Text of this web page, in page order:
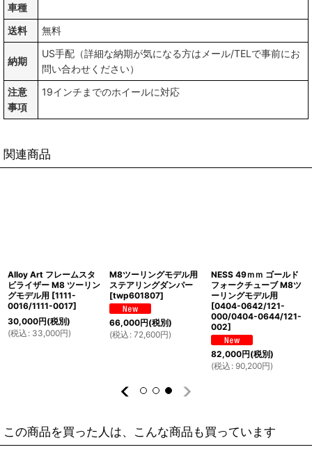
車種
送料 無料
納期
US手配（詳細な納期が気になる方はメール/TELで事前にお
問い合わせください）
注意
事項
19インチまでのホイールに対応
関連商品
Alloy Art フレームスタ
ビライザー M8 ツーリン
グモデル用 [1111-
0016/1111-0017]
30,000円(税別)
(税込 : 33,000円)
M8ツーリングモデル用
ステアリングダンパー
[twp601807]
66,000円(税別)
(税込 : 72,600円)
NESS 49ｍｍ ゴールド
フォークチューブ M8ツ
ーリングモデル用
[0404-0642/121-
000/0404-0644/121-
002]
82,000円(税別)
(税込 : 90,200円)
この商品を買った人は、こんな商品も買っています